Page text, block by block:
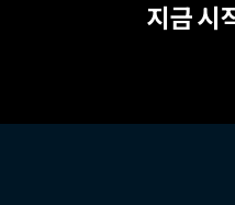
지금 시